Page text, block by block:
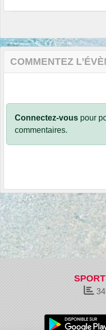
COMMENTEZ
Connectez-vous pour
commentaires.